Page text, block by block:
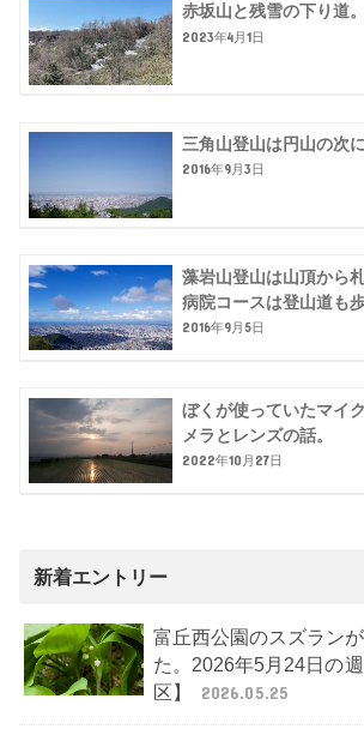
赤坂山と残雪の下り道
2023年4月1日
三角山登山は円山の次
2016年9月3日
藻岩山登山は山頂から
病院コースは登山道も
2016年9月5日
ぼくが使っていたマイ
メラとレンズの話。
2022年10月27日
新着エントリー
富丘西公園のスズラン
た。2026年5月24日の
区】
2026.05.25